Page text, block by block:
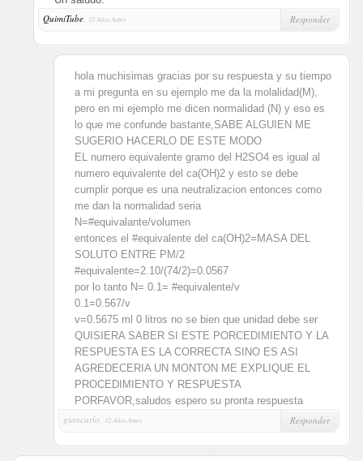
QuimiTube, 12 Años Antes Responder
hola muchisimas gracias por su respuesta y su tiempo
a mi pregunta en su ejemplo me da la molalidad(M),
pero en mi ejemplo me dicen normalidad (N) y eso es
lo que me confunde bastante,SABE ALGUIEN ME
SUGERIO HACERLO DE ESTE MODO
EL numero equivalente gramo del H2SO4 es igual al
numero equivalente del ca(OH)2 y esto se debe
cumplir porque es una neutralizacion entonces como
me dan la normalidad seria
N=#equivalante/volumen
entonces el #equivalente del ca(OH)2=MASA DEL
SOLUTO ENTRE PM/2
#equivalente=2.10/(74/2)=0.0567
por lo tanto N= 0.1= #equivalente/v
0.1=0.567/v
v=0.5675 ml 0 litros no se bien que unidad debe ser
QUISIERA SABER SI ESTE PORCEDIMIENTO Y LA
RESPUESTA ES LA CORRECTA SINO ES ASI
AGREDECERIA UN MONTON ME EXPLIQUE EL
PROCEDIMIENTO Y RESPUESTA
PORFAVOR,saludos espero su pronta respuesta
giancarlo,
12 Años Antes Responder